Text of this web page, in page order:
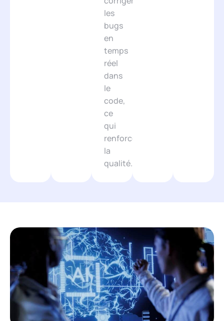
les
bugs
en
temps
réel
dans
le
code,
ce
qui
renforce
la
qualité.